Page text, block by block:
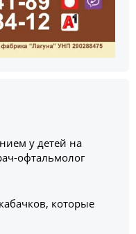
у детей на
офтальмолог
которые